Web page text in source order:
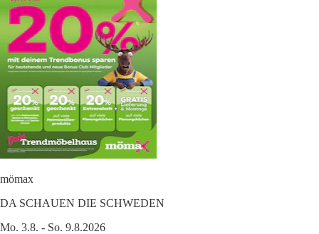
mömax
DA SCHAUEN DIE SCHWEDEN
Mo. 3.8. - So. 9.8.2026